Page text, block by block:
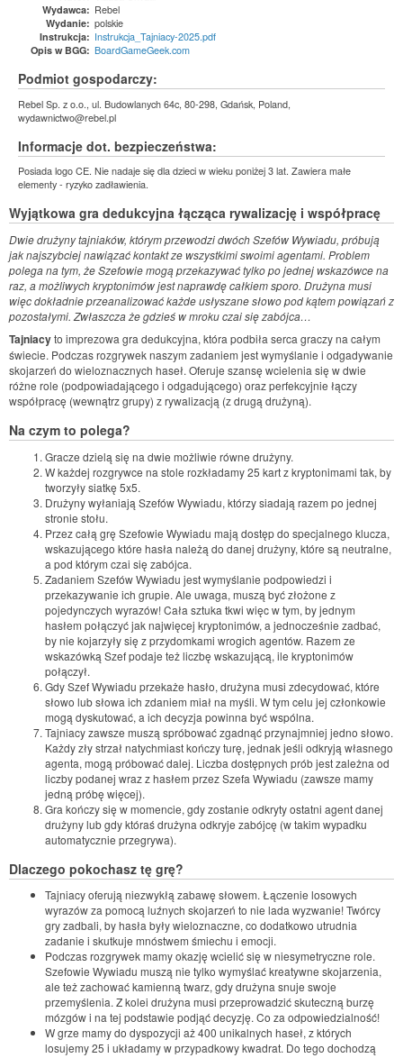
Wydawca: Rebel
Wydanie: polskie
Instrukcja: Instrukcja_Tajniacy-2025.pdf
Opis w BGG: BoardGameGeek.com
Podmiot gospodarczy:
Rebel Sp. z o.o., ul. Budowlanych 64c, 80-298, Gdańsk, Poland,
wydawnictwo@rebel.pl
Informacje dot. bezpieczeństwa:
Posiada logo CE. Nie nadaje się dla dzieci w wieku poniżej 3 lat. Zawiera małe
elementy - ryzyko zadławienia.
Wyjątkowa gra dedukcyjna łącząca rywalizację i współpracę
Dwie drużyny tajniaków, którym przewodzi dwóch Szefów Wywiadu, próbują
jak najszybciej nawiązać kontakt ze wszystkimi swoimi agentami. Problem
polega na tym, że Szefowie mogą przekazywać tylko po jednej wskazówce na
raz, a możliwych kryptonimów jest naprawdę całkiem sporo. Drużyna musi
więc dokładnie przeanalizować każde usłyszane słowo pod kątem powiązań z
pozostałymi. Zwłaszcza że gdzieś w mroku czai się zabójca…
Tajniacyto imprezowa gra dedukcyjna, która podbiła serca graczy na całym
świecie. Podczas rozgrywek naszym zadaniem jest wymyślanie i odgadywanie
skojarzeń do wieloznacznych haseł. Oferuje szansę wcielenia się w dwie
różne role (podpowiadającego i odgadującego) oraz perfekcyjnie łączy
współpracę (wewnątrz grupy) z rywalizacją (z drugą drużyną).
Na czym to polega?
Gracze dzielą się na dwie możliwie równe drużyny.
W każdej rozgrywce na stole rozkładamy 25 kart z kryptonimami tak, by
tworzyły siatkę 5x5.
Drużyny wyłaniają Szefów Wywiadu, którzy siadają razem po jednej
stronie stołu.
Przez całą grę Szefowie Wywiadu mają dostęp do specjalnego klucza,
wskazującego które hasła należą do danej drużyny, które są neutralne,
a pod którym czai się zabójca.
Zadaniem Szefów Wywiadu jest wymyślanie podpowiedzi i
przekazywanie ich grupie. Ale uwaga, muszą być złożone z
pojedynczych wyrazów! Cała sztuka tkwi więc w tym, by jednym
hasłem połączyć jak najwięcej kryptonimów, a jednocześnie zadbać,
by nie kojarzyły się z przydomkami wrogich agentów. Razem ze
wskazówką Szef podaje też liczbę wskazującą, ile kryptonimów
połączył.
Gdy Szef Wywiadu przekaże hasło, drużyna musi zdecydować, które
słowo lub słowa ich zdaniem miał na myśli. W tym celu jej członkowie
mogą dyskutować, a ich decyzja powinna być wspólna.
Tajniacy zawsze muszą spróbować zgadnąć przynajmniej jedno słowo.
Każdy zły strzał natychmiast kończy turę, jednak jeśli odkryją własnego
agenta, mogą próbować dalej. Liczba dostępnych prób jest zależna od
liczby podanej wraz z hasłem przez Szefa Wywiadu (zawsze mamy
jedną próbę więcej).
Gra kończy się w momencie, gdy zostanie odkryty ostatni agent danej
drużyny lub gdy któraś drużyna odkryje zabójcę (w takim wypadku
automatycznie przegrywa).
Dlaczego pokochasz tę grę?
Tajniacy oferują niezwykłą zabawę słowem. Łączenie losowych
wyrazów za pomocą luźnych skojarzeń to nie lada wyzwanie! Twórcy
gry zadbali, by hasła były wieloznaczne, co dodatkowo utrudnia
zadanie i skutkuje mnóstwem śmiechu i emocji.
Podczas rozgrywek mamy okazję wcielić się w niesymetryczne role.
Szefowie Wywiadu muszą nie tylko wymyślać kreatywne skojarzenia,
ale też zachować kamienną twarz, gdy drużyna snuje swoje
przemyślenia. Z kolei drużyna musi przeprowadzić skuteczną burzę
mózgów i na tej podstawie podjąć decyzję. Co za odpowiedzialność!
W grze mamy do dyspozycji aż 400 unikalnych haseł, z których
losujemy 25 i układamy w przypadkowy kwadrat. Do tego dochodzą